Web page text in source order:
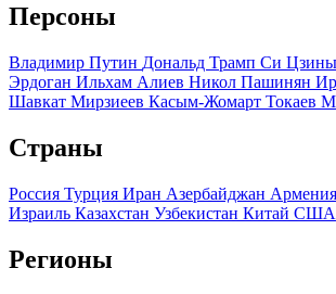
Персоны
Владимир Путин Дональд Трамп Си
Эрдоган Ильхам Алиев Никол Пашинян
Шавкат Мирзиеев Касым-Жомарт Токаев
Страны
Россия Турция Иран Азербайджан Армения
Израиль Казахстан Узбекистан Китай США
Регионы